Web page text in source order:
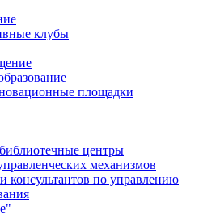
клубы
площадки
центры
механизмов
консультантов по управлению